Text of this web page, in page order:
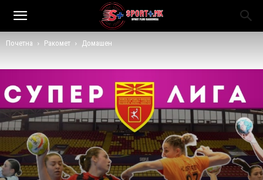
Почетна Ракомет Домашен